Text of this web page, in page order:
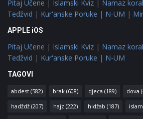
Pitaj Učene | Islamski Kviz | Namaz
Tedžvid | Kur'anske Poruke | N-UM |
APPLE iOS
Pitaj Učene | Islamski Kviz | Namaz
Tedžvid | Kur'anske Poruke | N-UM
TAGOVI
abdest (582) brak (608) djeca (189) dova
hadždž (207) hajz (222) hidžab (187) islam